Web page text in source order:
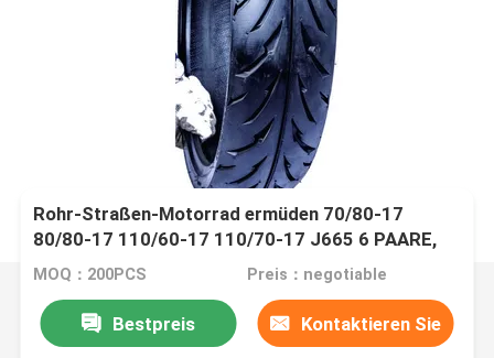
Rohr-Straßen-Motorrad ermüden 70/80-17
80/80-17 110/60-17 110/70-17 J665 6 PAARE,
TT-/TL, dassport Front Tire verwendet
MOQ：200PCS Preis：negotiable
Bestpreis Kontaktieren Sie